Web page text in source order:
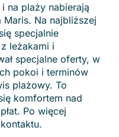
na plaży nabierają
Na najbliższej
specjalnie
leżakami i
specjalne oferty, w
pokoi i terminów
plażowy. To
komfortem nad
Po więcej